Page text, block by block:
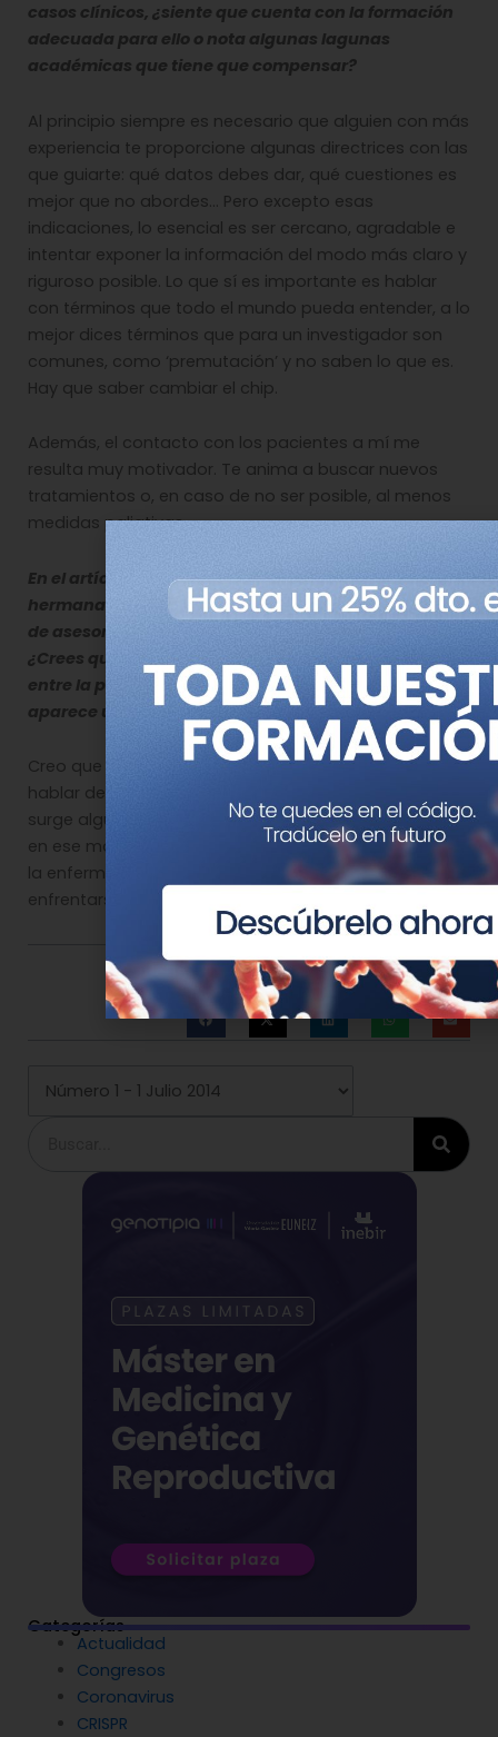
casos clínicos, ¿siente que cuenta con la formación
adecuada para ello o nota algunas lagunas
académicas que tiene que compensar?
Al principio siempre es necesario que alguien con más
experiencia te proporcione algunas directrices con las
que guiarte: qué datos debes dar, qué cuestiones es
mejor que no abordes… Pero excepto esas
indicaciones, lo esencial es ser cercano, agradable e
intentar exponer la información del modo más claro y
riguroso posible. Lo que sí es importante es hablar
con términos que todo el mundo pueda entender, a lo
mejor dices términos que para un investigador son
comunes, como ‘premutación’ y no saben lo que es.
Hay que saber cambiar el chip.
Además, el contacto con los pacientes a mí me
resulta muy motivador. Te anima a buscar nuevos
tratamientos o, en caso de no ser posible, al menos
medidas paliativas.
En el artículo comentáis que a la madre y a la
hermana del paciente les habéis ofrecido un servicio
de asesoramiento genético para futuros embarazos.
¿Crees que este tipo de servicio se está afianzando
entre la población o es muy desconocido hasta que
aparece una enfermedad en la familia?
Creo que la mayoría de la gente todavía no ha oído
hablar de estas técnicas, pero todo cambia cuando
surge algún caso entre sus parientes. Normalmente
en ese momento todos quieren aprender más sobre
la enfermedad y conocer cuál es la mejor forma de
enfrentarse a lo que les pueda pasar.
Comparte esta noticia en tus redes
Categorías
Actualidad
Congresos
Coronavirus
CRISPR